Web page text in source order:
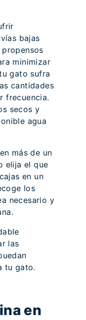
bajas
propensos
minimizar
gato sufra
cantidades
frecuencia.
secos y
agua
más de un
elija el que
en un
los
necesario y
las
tu gato.
en